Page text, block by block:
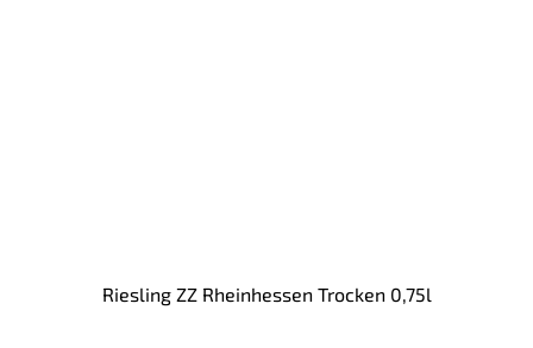
Riesling ZZ Rheinhessen Trocken 0,75l